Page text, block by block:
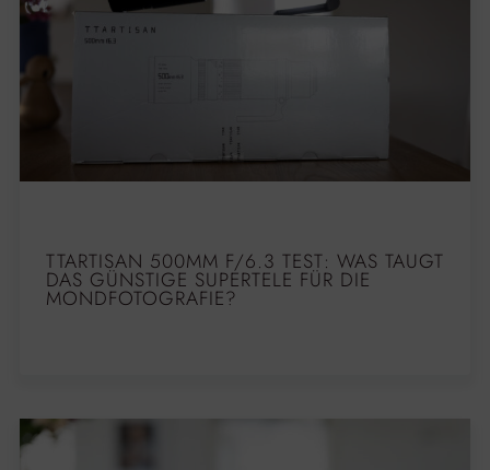
TTARTISAN 500MM F/6.3 TEST: WAS TAUGT
DAS GÜNSTIGE SUPERTELE FÜR DIE
MONDFOTOGRAFIE?